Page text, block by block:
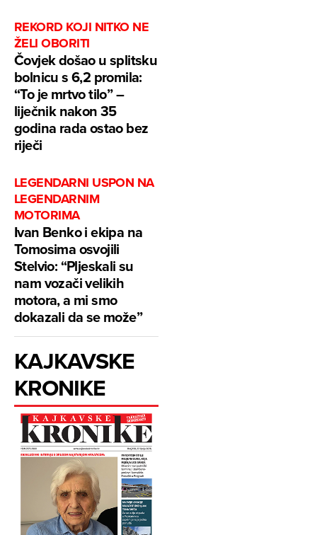
REKORD KOJI NITKO NE
ŽELI OBORITI
Čovjek došao u splitsku
bolnicu s 6,2 promila:
“To je mrtvo tilo” –
liječnik nakon 35
godina rada ostao bez
riječi
LEGENDARNI USPON NA
LEGENDARNIM
MOTORIMA
Ivan Benko i ekipa na
Tomosima osvojili
Stelvio: “Pljeskali su
nam vozači velikih
motora, a mi smo
dokazali da se može”
KAJKAVSKE
KRONIKE